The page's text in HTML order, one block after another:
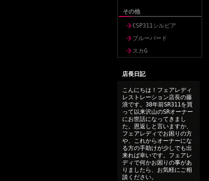
その他
CSP311シルビア
ブルーバード
スカG
店長日記
こんにちは！フェアレディ
レストレーション店長の藤
浪です。38年前SR311を買
って以来沢山のSRオーナー
にお世話になってきまし
た。恩返しと言いますか、
フェアレディでお困りの方
や、これからオーナーにな
る方の手助けが少しでも出
来れば幸いです。フェアレ
ディで何かお困りの事があ
りましたら、お気軽にご相
談ください。